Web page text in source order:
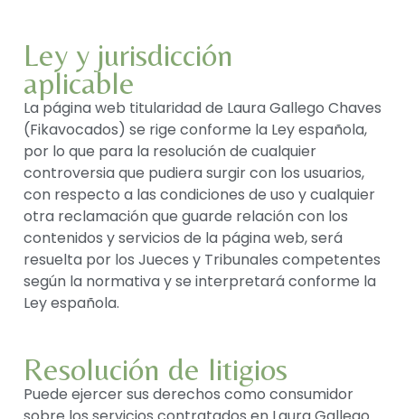
Ley y jurisdicción
aplicable
La página web titularidad de Laura Gallego Chaves
(Fikavocados) se rige conforme la Ley española,
por lo que para la resolución de cualquier
controversia que pudiera surgir con los usuarios,
con respecto a las condiciones de uso y cualquier
otra reclamación que guarde relación con los
contenidos y servicios de la página web, será
resuelta por los Jueces y Tribunales competentes
según la normativa y se interpretará conforme la
Ley española.
Resolución de litigios
Puede ejercer sus derechos como consumidor